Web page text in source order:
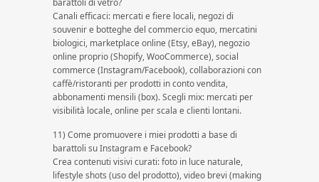
barattoli di vetro?
Canali efficaci: mercati e fiere locali, negozi di
souvenir e botteghe del commercio equo, mercatini
biologici, marketplace online (Etsy, eBay), negozio
online proprio (Shopify, WooCommerce), social
commerce (Instagram/Facebook), collaborazioni con
caffè/ristoranti per prodotti in conto vendita,
abbonamenti mensili (box). Scegli mix: mercati per
visibilità locale, online per scala e clienti lontani.
11) Come promuovere i miei prodotti a base di
barattoli su Instagram e Facebook?
Crea contenuti visivi curati: foto in luce naturale,
lifestyle shots (uso del prodotto), video brevi (making